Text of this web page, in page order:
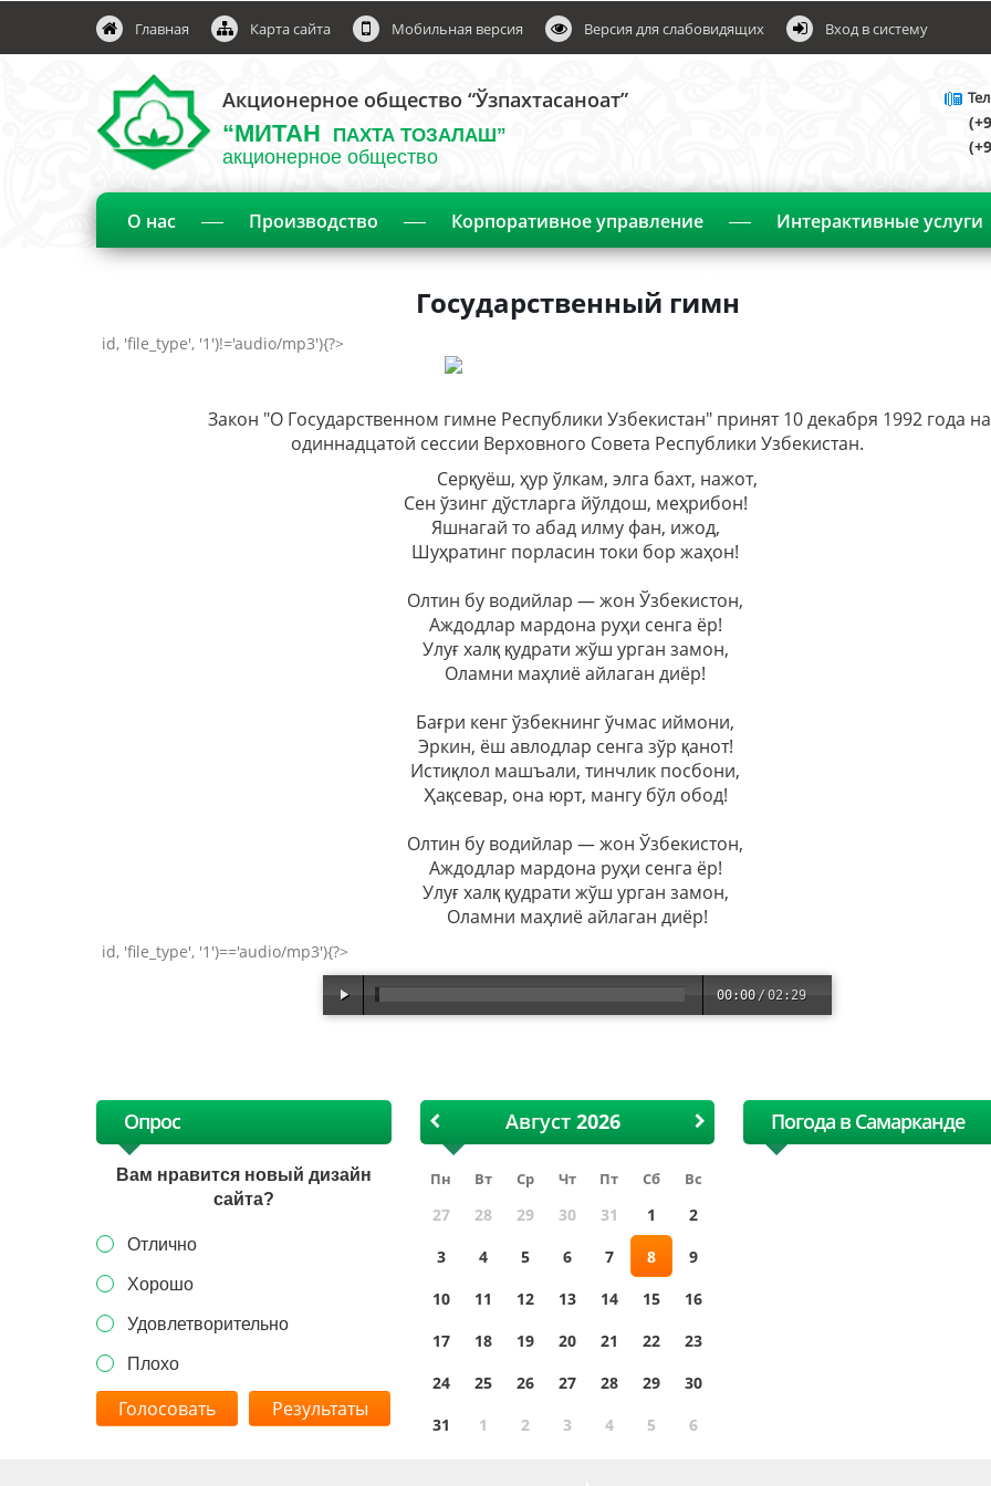
Главная Карта сайта Мобильная версия Версия для слабовидящих Вход в систему
Акционерное общество “Ўзпахтасаноат”
“МИТАН ПАХТА ТОЗАЛАШ”
акционерное общество
О нас Производство Корпоративное управление Интерактивные услуги
Государственный гимн
id, 'file_type', '1')!='audio/mp3'){?>
Закон "О Государственном гимне Республики Узбекистан" принят 10 декабря 1992 года на
одиннадцатой сессии Верховного Совета Республики Узбекистан.
Серқуёш, ҳур ўлкам, элга бахт, нажот,
Сен ўзинг дўстларга йўлдош, меҳрибон!
Яшнагай то абад илму фан, ижод,
Шуҳратинг порласин токи бор жаҳон!
Олтин бу водийлар — жон Ўзбекистон,
Аждодлар мардона руҳи сенга ёр!
Улуғ халқ қудрати жўш урган замон,
Оламни маҳлиё айлаган диёр!
Бағри кенг ўзбекнинг ўчмас иймони,
Эркин, ёш авлодлар сенга зўр қанот!
Истиқлол машъали, тинчлик посбони,
Ҳақсевар, она юрт, мангу бўл обод!
Олтин бу водийлар — жон Ўзбекистон,
Аждодлар мардона руҳи сенга ёр!
Улуғ халқ қудрати жўш урган замон,
Оламни маҳлиё айлаган диёр!
id, 'file_type', '1')=='audio/mp3'){?>
00:00 /02:29
XII Международная Узбекская
хлопковая и текстильная
ярмарка
XII Международная
хлопковая и
Опрос
Вам нравится новый дизайн
сайта?
Отлично
Хорошо
Удовлетворительно
Плохо
Результаты
Август
Пн Вт Ср Чт Пт Сб Вс
27 28 29 30 31 1
2
3
4 5 6 7 8
9
10
11 12 13 14 15
16
17
18 19 20 21 22
23
24
25 26 27 28 29
30
31
1 2 3 4 5 6
Погода в Самарканде